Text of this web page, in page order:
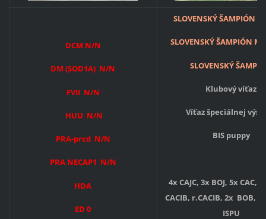
DCM N/N
DM (SOD1A) N/N
FVII N/N
HUU N/N
PRA-prcd N/N
PRA NECAP1 N/N
HDA
ED 0
SLOVENSKÝ ŠAMPIÓN
SLOVENSKÝ ŠAMPIÓN
SLOVENSKÝ
Klubový víťaz
Víťaz špeciálnej
BIS puppy
4x CAJC, 3x BOJ, 5x CAC, 3
CACIB, r.CACIB, 2x BOB,
ISPU